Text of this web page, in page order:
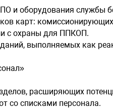
и оборудования службы
карт:
с охраны для ППКОП.
выполняемых как
расширяющих
со списками персонала.